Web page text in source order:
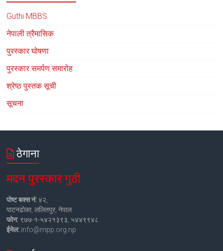
Guthi MBBS
नेपाली त्रैमासिक
पुरस्कार घोषणा
पुरस्कार समर्पण समारोह
श्रेष्ठ पुस्तक सूची
सूचना
ठेगाना
मदन पुरस्कार गुठी
पोष्ट बक्स नं: ४२,
पाटनढोका, ललितपुर, नेपाल
फोन: ९७७-१-५४२१३९३, ५४४९९४८
ईमेल: info@mpp.org.np